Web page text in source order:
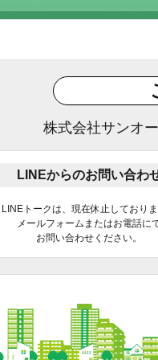
株式会社サンオ
LINEからのお問い合わ
LINEトークは、現在休止しており
メールフォームまたはお電話に
お問い合わせください。